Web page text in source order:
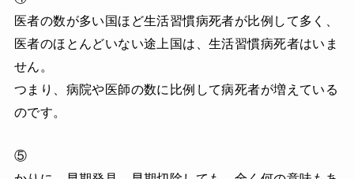
医者の数が多い国ほど生活習慣病死者が比例して多く、
医者のほとんどいない途上国は、生活習慣病死者はいま
せん。
つまり、病院や医師の数に比例して病死者が増えている
のです。
⑤